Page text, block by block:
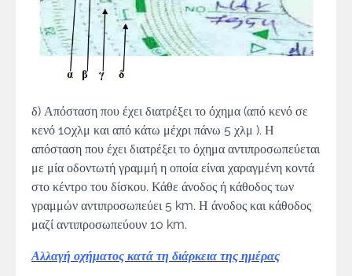
δ) Απόσταση που έχει διατρέξει το όχημα (από κενό σε
κενό 10χλμ και από κάτω μέχρι πάνω 5 χλμ ). Η
απόσταση που έχει διατρέξει το όχημα αντιπροσωπεύεται
με μία ο­δοντωτή γραμμή η οποία είναι χαραγμένη κοντά
στο κέντρο του δί­σκου. Κάθε άνοδος ή κάθοδος των
γραμμών αντιπροσωπεύει 5 km. Η άνοδος και κάθοδος
μαζί αντιπροσωπεύουν 10 km.
Αλλαγή οχήματος κατά τη διάρκεια της ημέρας